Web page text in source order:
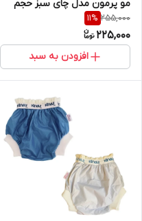
مو پرمون مدل چای سبز حجم
400 میلی لیتر
255,000
11%
225,000
افزودن به سبد